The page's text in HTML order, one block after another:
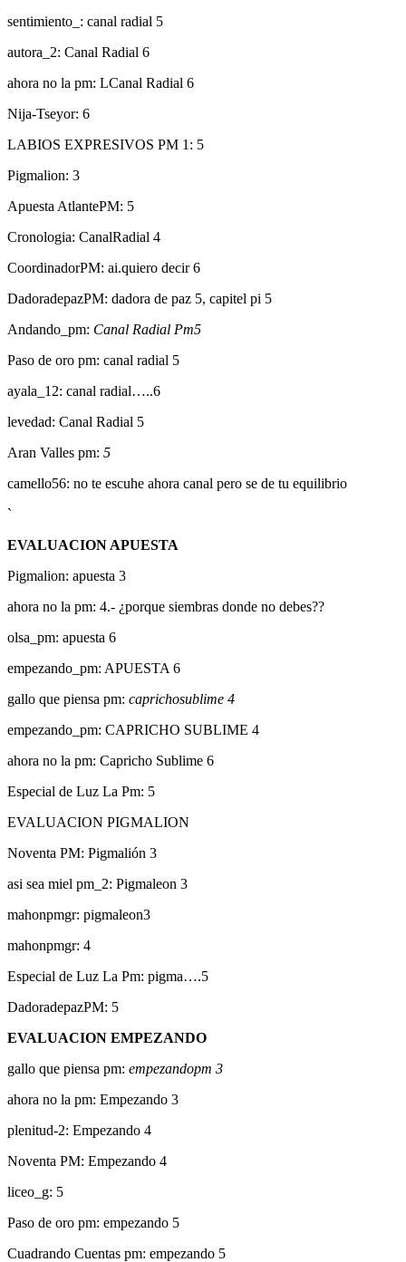
sentimiento_: canal radial 5
autora_2: Canal Radial 6
ahora no la pm: LCanal Radial 6
Nija-Tseyor: 6
LABIOS EXPRESIVOS PM 1: 5
Pigmalion: 3
Apuesta AtlantePM: 5
Cronologia: CanalRadial 4
CoordinadorPM: ai.quiero decir 6
DadoradepazPM: dadora de paz 5, capitel pi 5
Andando_pm: Canal Radial Pm5
Paso de oro pm: canal radial 5
ayala_12: canal radial…..6
levedad: Canal Radial 5
Aran Valles pm: 5
camello56: no te escuhe ahora canal pero se de tu equilibrio
`
EVALUACION APUESTA
Pigmalion: apuesta 3
ahora no la pm: 4.- ¿porque siembras donde no debes??
olsa_pm: apuesta 6
empezando_pm: APUESTA 6
gallo que piensa pm: caprichosublime 4
empezando_pm: CAPRICHO SUBLIME 4
ahora no la pm: Capricho Sublime 6
Especial de Luz La Pm: 5
EVALUACION PIGMALION
Noventa PM: Pigmalión 3
asi sea miel pm_2: Pigmaleon 3
mahonpmgr: pigmaleon3
mahonpmgr: 4
Especial de Luz La Pm: pigma….5
DadoradepazPM: 5
EVALUACION EMPEZANDO
gallo que piensa pm: empezandopm 3
ahora no la pm: Empezando 3
plenitud-2: Empezando 4
Noventa PM: Empezando 4
liceo_g: 5
Paso de oro pm: empezando 5
Cuadrando Cuentas pm: empezando 5